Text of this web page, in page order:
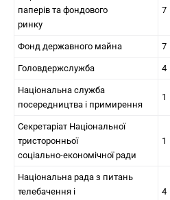
паперів та фондового
ринку
7
Фонд державного майна 7
Головдержслужба 4
Національна служба
посередництва і примирення
1
Секретаріат Національної
тристоронньої
соціально-економічної ради
1
Національна рада з питань
телебачення і
4